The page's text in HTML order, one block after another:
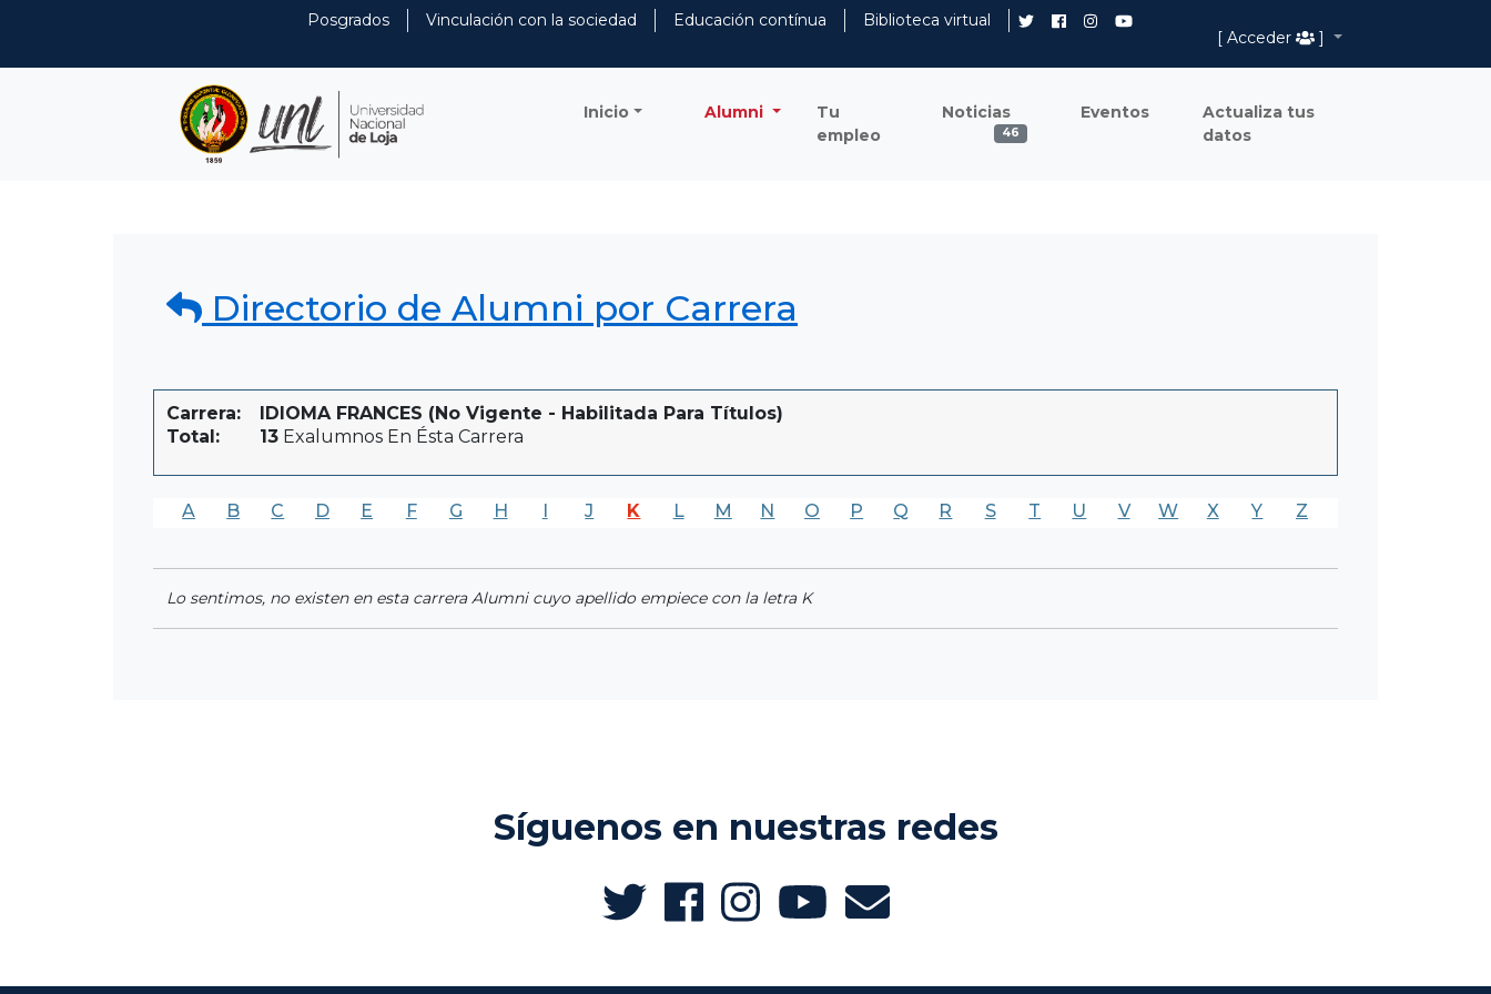
Posgrados Vinculación con la sociedad Educación contínua
Biblioteca virtual
[ Acceder
]
Inicio Alumni
Tu
empleo
Noticias
46
Eventos
Actualiza tus
datos
Directorio de Alumni por Carrera
Carrera:
IDIOMA FRANCES (No Vigente - Habilitada Para Títulos)
Total:
13 Exalumnos En Ésta Carrera
A B C D E F G H I J K L M N O P Q R S T U V W X Y Z
Lo sentimos, no existen en esta carrera Alumni cuyo apellido empiece con la letra K
Síguenos en nuestras redes